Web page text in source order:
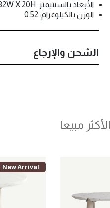
الأبعاد بالسنتيمتر: 105L X 32W X 20H
الوزن بالكيلوغرام: 0.52
الشحن والإرجاع
New Arrival
الأكثر مبيعا